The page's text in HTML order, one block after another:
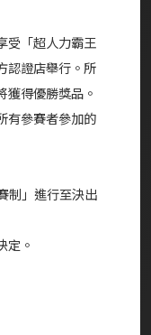
受「超人力霸王
認證店舉行。所
獲得優勝獎品。
有參賽者參加的
制」進行至決出
定。